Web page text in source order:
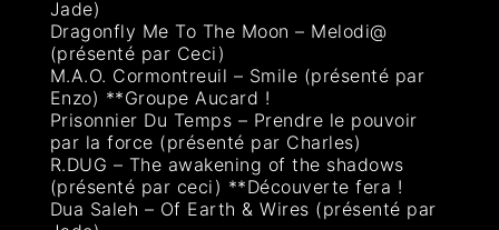
Jade)
Dragonfly Me To The Moon – Melodi@
(présenté par Ceci)
M.A.O. Cormontreuil – Smile (présenté par
Enzo) **Groupe Aucard !
Prisonnier Du Temps – Prendre le pouvoir
par la force (présenté par Charles)
R.DUG – The awakening of the shadows
(présenté par ceci) **Découverte fera !
Dua Saleh – Of Earth & Wires (présenté par